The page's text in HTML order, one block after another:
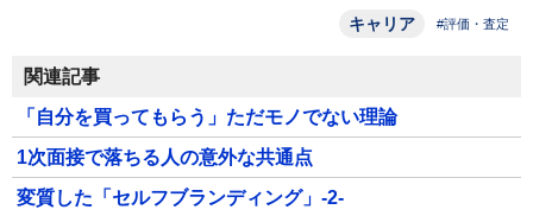
キャリア #評価・査定
関連記事
「自分を買ってもらう」ただモノでない理論
1次面接で落ちる人の意外な共通点
変質した「セルフブランディング」-2-